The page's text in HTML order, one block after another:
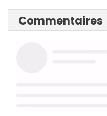
Commentaires